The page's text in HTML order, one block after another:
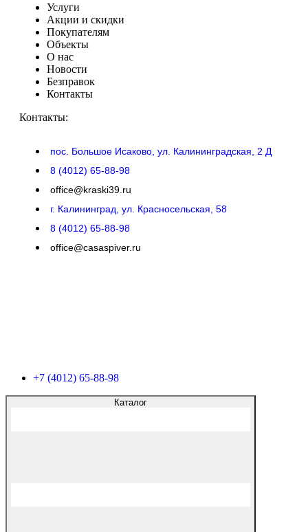
Услуги
Акции и скидки
Покупателям
Объекты
О нас
Новости
Безправок
Контакты
Контакты:
пос. Большое Исаково, ул. Калининградская, 2 Д
8 (4012) 65-88-98
office@kraski39.ru
г. Калининград, ул. Красносельская, 58
8 (4012) 65-88-98
office@casaspiver.ru
+7 (4012) 65-88-98
Каталог